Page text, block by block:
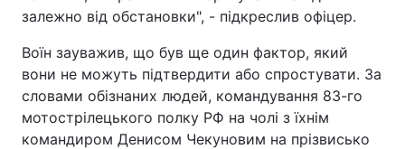
залежно від обстановки", - підкреслив офіцер.
Воїн зауважив, що був ще один фактор, який
вони не можуть підтвердити або спростувати. За
словами обізнаних людей, командування 83-го
мотострілецького полку РФ на чолі з їхнім
командиром Денисом Чекуновим на прізвисько